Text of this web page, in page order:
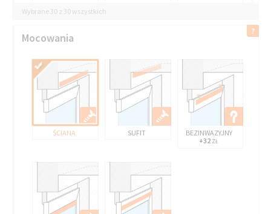
Wybrane 30 z 30 wszystkich
Mocowania
ŚCIANA SUFIT
BEZINWAZYJNY
+32 ZŁ